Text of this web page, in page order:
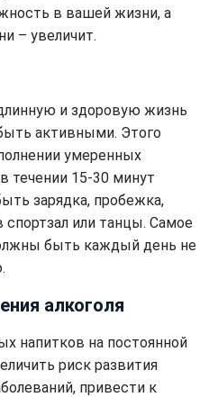
в вашей жизни, а
– увеличит.
и здоровую жизнь
активными. Этого
умеренных
течении 15-30 минут
зарядка, пробежка,
спортзал или танцы. Самое
быть каждый день не
алкоголя
напитков на постоянной
риск развития
привести к